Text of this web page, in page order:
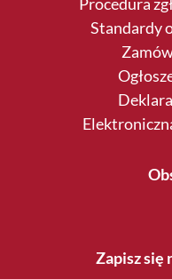
Standardy
Zapisz się